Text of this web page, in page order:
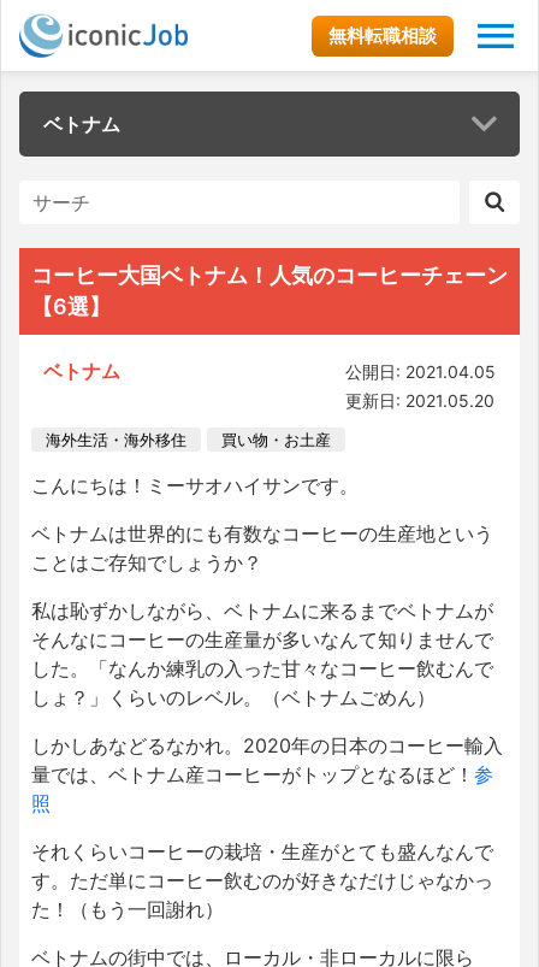
無料転職相談
ベトナム
コーヒー大国ベトナム！人気のコーヒーチェーン
【6選】
ベトナム
公開日: 2021.04.05
更新日: 2021.05.20
海外生活・海外移住 買い物・お土産
こんにちは！ミーサオハイサンです。
ベトナムは世界的にも有数なコーヒーの生産地という
ことはご存知でしょうか？
私は恥ずかしながら、ベトナムに来るまでベトナムが
そんなにコーヒーの生産量が多いなんて知りませんで
した。「なんか練乳の入った甘々なコーヒー飲むんで
しょ？」くらいのレベル。（ベトナムごめん）
しかしあなどるなかれ。2020年の日本のコーヒー輸入
量では、ベトナム産コーヒーがトップとなるほど！ 参
照
それくらいコーヒーの栽培・生産がとても盛んなんで
す。ただ単にコーヒー飲むのが好きなだけじゃなかっ
た！（もう一回謝れ）
ベトナムの街中では、ローカル・非ローカルに限ら